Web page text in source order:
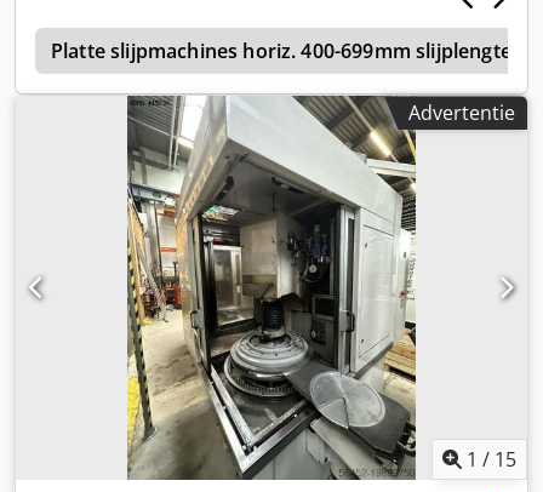
informatie is vermeld. Wijzigingen en fouten in de
technische gegevens en informatie, alsmede tussentijdse
verkoop voorbehouden!
Platte slijpmachines horiz. 400-699mm slijplengte
Advertentie
1 / 15